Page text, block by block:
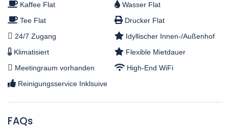
Kaffee Flat
Wasser Flat
Tee Flat
Drucker Flat
24/7 Zugang
Idyllischer Innen-/Außenhof
Klimatisiert
Flexible Mietdauer
Meetingraum vorhanden
High-End WiFi
Reinigungsservice Inklsuive
FAQs